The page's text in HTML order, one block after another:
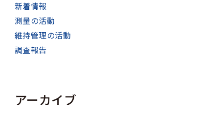
新着情報
測量の活動
維持管理の活動
調査報告
アーカイブ